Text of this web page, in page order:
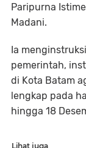
Paripurna
Madani.
Ia
pemerintah,
di Kota Batam
lengkap pada
hingga 18
Lihat juga